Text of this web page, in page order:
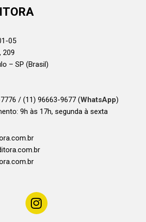
05
209
– SP (Brasil)
/ (11) 96663-9677 (WhatsApp)
9h às 17h, segunda à sexta